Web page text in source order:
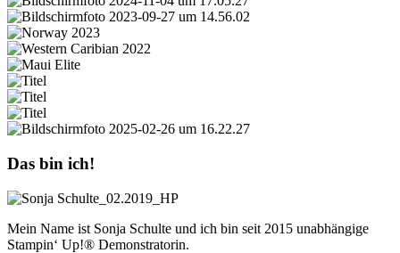
Das bin ich!
Mein Name ist Sonja Schulte und ich bin seit 2015 unabhängige
Stampin‘ Up!® Demonstratorin.